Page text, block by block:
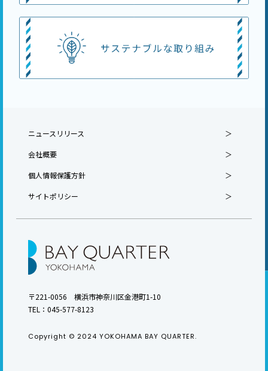
ニュースリリース
会社概要
個人情報保護方針
サイトポリシー
〒221-0056 横浜市神奈川区金港町1-10
TEL： 045-577-8123
Copyright © 2024 YOKOHAMA BAY QUARTER.